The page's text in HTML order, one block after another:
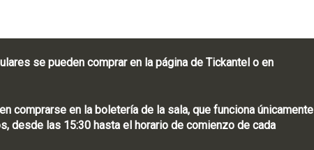
se pueden comprar en la página de Tickantel o en
comprarse en la boletería de la sala, que funciona únicamente
desde las 15:30 hasta el horario de comienzo de cada